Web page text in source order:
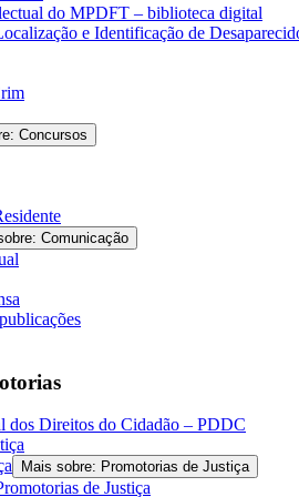
do MPDFT – biblioteca digital
e Identificação de
Concursos
Comunicação
dos Direitos do Cidadão – PDDC
Mais sobre: Promotorias de Justiça
de Justiça